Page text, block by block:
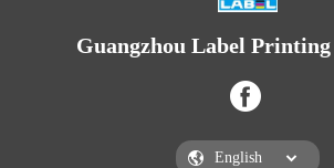
Guangzhou Label